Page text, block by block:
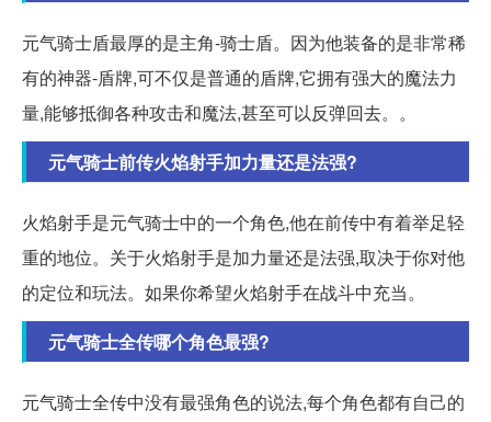
元气骑士盾最厚的是主角-骑士盾。因为他装备的是非常稀
有的神器-盾牌,可不仅是普通的盾牌,它拥有强大的魔法力
量,能够抵御各种攻击和魔法,甚至可以反弹回去。。
元气骑士前传火焰射手加力量还是法强?
火焰射手是元气骑士中的一个角色,他在前传中有着举足轻
重的地位。关于火焰射手是加力量还是法强,取决于你对他
的定位和玩法。如果你希望火焰射手在战斗中充当。
元气骑士全传哪个角色最强?
元气骑士全传中没有最强角色的说法,每个角色都有自己的